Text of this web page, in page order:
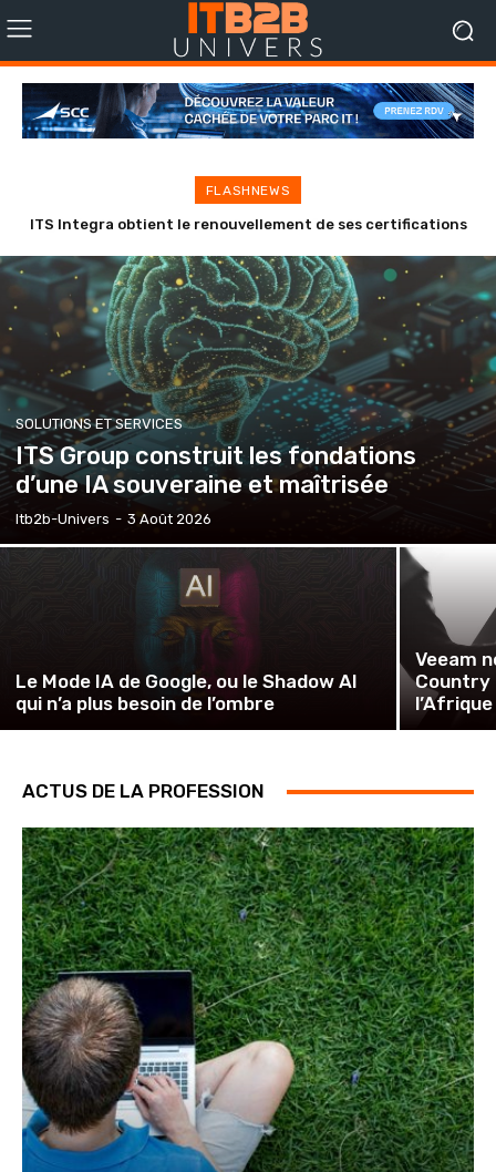
FLASHNEWS
ITS Integra obtient le renouvellement de ses certifications
HID et Genetec répondent aux enjeux de cybersécurité du
SOLUTIONS ET SERVICES
ITS Group construit les fondations
d’une IA souveraine et maîtrisée
Itb2b-Univers - 3 Août 2026
Le Mode IA de Google, ou le Shadow AI
qui n’a plus besoin de l’ombre
Veeam
Country
ACTUS DE LA PROFESSION